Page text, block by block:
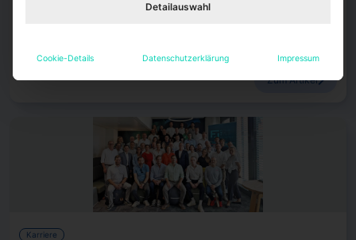
Principal Asset Management, ein internationaler Investmentmanager,
Janina Stadel, erstellt mit IZ KI 6. August 2026
Zum Artikel
Karriere
Detailauswahl
Cookie-Details Datenschutzerklärung Impressum